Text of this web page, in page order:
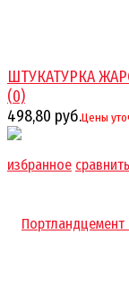
избранное сравнить
ШТУКАТУРКА
(0)
498,80 руб.Цены